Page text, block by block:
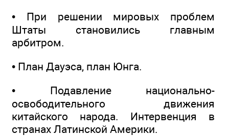
• При решении мировых проблем
Штаты становились главным
арбитром.
• План Дауэса, план Юнга.
• Подавление национально-
освободительного движения
китайского народа. Интервенция в
странах Латинской Америки.